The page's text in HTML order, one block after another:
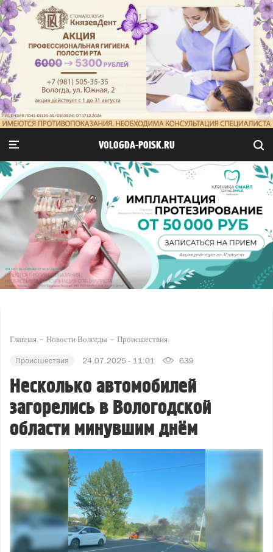
VOLOGDA-POISK.RU
Главная Новости Вологды Происшествия
Происшествия 24.07.2025 - 11:01 639
Несколько автомобилей
загорелись в Вологодской
области минувшим днём